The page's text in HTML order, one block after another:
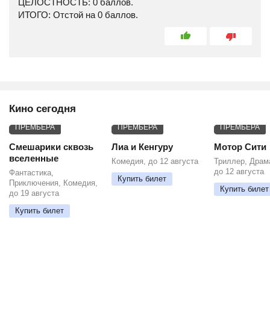
ЦЕЛОСТНОСТЬ: 0 баллов.
ИТОГО: Отстой на 0 баллов.
Кино сегодня
ПРЕМЬЕРА
Смешарики сквозь
вселенные
Фантастика,
Приключения, Комедия,
до 19 августа
Купить билет
ПРЕМЬЕРА
Лиа и Кенгуру
Комедия, до 12 августа
Купить билет
ПРЕМЬЕРА
Мотор Сити
Триллер,
до 12 августа
Купить билет